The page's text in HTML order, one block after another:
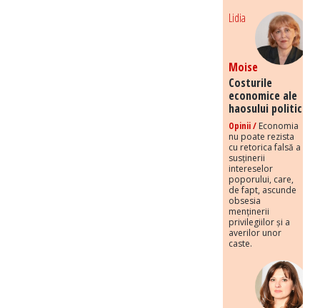
Lidia
Moise
Costurile
economice ale
haosului politic
Opinii / Economia
nu poate rezista
cu retorica falsă a
susținerii
intereselor
poporului, care,
de fapt, ascunde
obsesia
menținerii
privilegiilor și a
averilor unor
caste.